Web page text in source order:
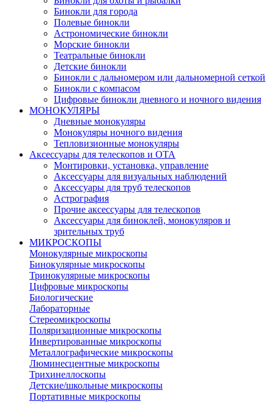
Бинокли для города
Полевые бинокли
Астрономические бинокли
Морские бинокли
Театральные бинокли
Детские бинокли
Бинокли с дальномером или дальномерной сеткой
Бинокли с компасом
Цифровые бинокли дневного и ночного видения
МОНОКУЛЯРЫ
Дневные монокуляры
Монокуляры ночного видения
Тепловизионные монокуляры
Аксессуары для телескопов и ОТА
Монтировки, установка, управление
Аксессуары для визуальных наблюдений
Аксессуары для труб телескопов
Астрография
Прочие аксессуары для телескопов
Аксессуары для биноклей, монокуляров и
зрительных труб
МИКРОСКОПЫ
Монокулярные микроскопы
Бинокулярные микроскопы
Тринокулярные микроскопы
Цифровые микроскопы
Биологические
Лабораторные
Стереомикроскопы
Поляризационные микроскопы
Инвертированные микроскопы
Металлографические микроскопы
Люминесцентные микроскопы
Трихинеллоскопы
Детские/школьные микроскопы
Портативные микроскопы